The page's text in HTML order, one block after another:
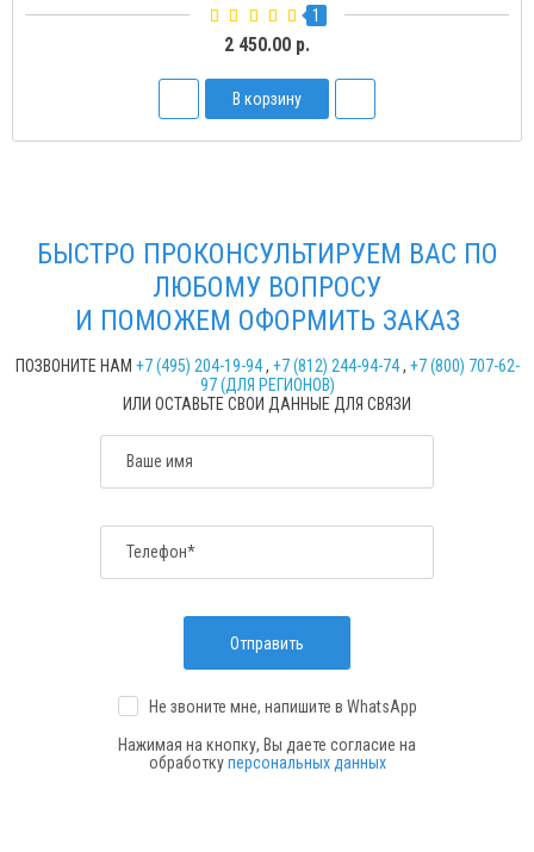
1
2 450.00 р.
В корзину
БЫСТРО ПРОКОНСУЛЬТИРУЕМ ВАС ПО
ЛЮБОМУ ВОПРОСУ
И ПОМОЖЕМ ОФОРМИТЬ ЗАКАЗ
ПОЗВОНИТЕ НАМ +7 (495) 204-19-94, +7 (812) 244-94-74, +7 (800) 707-62-
97 (ДЛЯ РЕГИОНОВ)
ИЛИ ОСТАВЬТЕ СВОИ ДАННЫЕ ДЛЯ СВЯЗИ
Ваше имя
Телефон*
Отправить
Не звоните мне, напишите в WhatsApp
Нажимая на кнопку, Вы даете согласие на
обработкуперсональных данных